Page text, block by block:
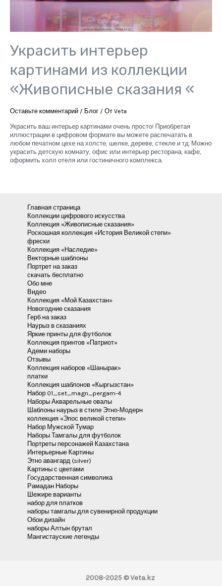
Украсить интерьер
картинами из коллекции
«Живописные сказания «
Оставьте комментарий / Блог / От Veta
Украсить ваш интерьер картинами очень просто! Приобретая
иллюстрации в цифровом формате вы можете распечатать в
любом печатном цехе на холсте, шелке, дереве, стекле и тд. Можно
украсить детскую комнату, офис или интерьер ресторана, кафе,
оформить холл отеля или гостиничного комплекса.
Главная страница
Коллекции цифрового искусства
Коллекция «Живописные сказания»
Роскошная коллекция «История Великой степи»
фрески
Коллекция «Наследие»
Векторные шаблоны
Портрет на заказ
скачать бесплатно
Обо мне
Видео
Коллекция «Мой Казахстан»
Новогодние сказания
Герб на заказ
Наурыз в сказаниях
Яркие принты для футболок
Коллекция принтов «Патриот»
Адеми наборы
Отзывы
Коллекция наборов «Шанырак»
платки
Коллекция шаблонов «Кыргызстан»
Набор 01_set_magn_pergam-4
Наборы Акварельные овалы
Шаблоны наурыз в стиле Этно-Модерн
коллекция «Эпос великой степи»
Набор Мужской Тумар
Наборы Тамгалы для футболок
Портреты персонажей Казахстана
Интерьерные Картины
Этно авангард (silver)
Картины с цветами
Государственная символика
Рамадан Наборы
Шежире варианты
набор для платков
наборы тамгалы для сувенирной продукции
Обои дизайн
наборы Алтын брутал
Мангистауские легенды
2008-2025 © Veta.kz